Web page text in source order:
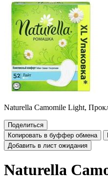
Naturella Camomile Light,
Поделиться
Копировать в буффер обмена
Добавить в лист ожидания
Naturella